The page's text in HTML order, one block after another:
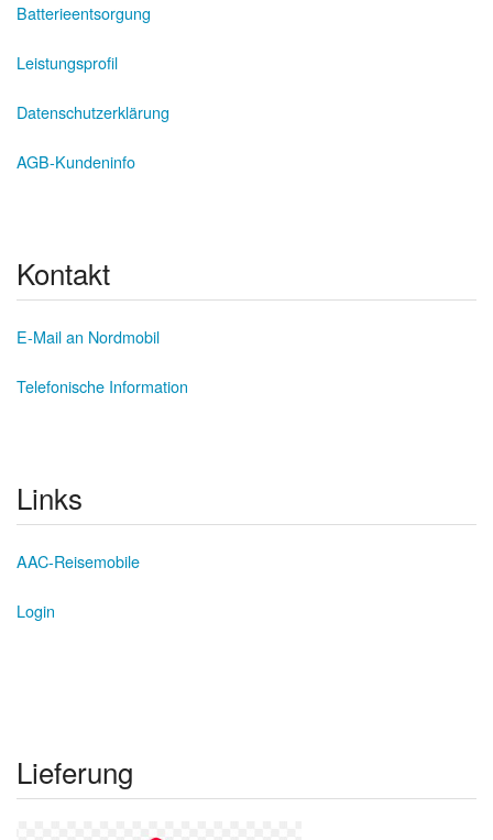
Batterieentsorgung
Leistungsprofil
Datenschutzerklärung
AGB-Kundeninfo
Kontakt
E-Mail an Nordmobil
Telefonische Information
Links
AAC-Reisemobile
Login
Lieferung